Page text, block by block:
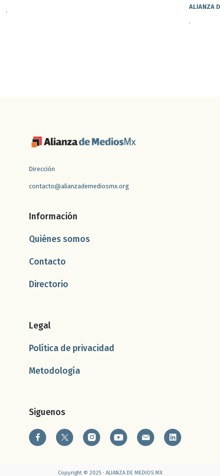
. ALIANZA
.
Dirección
contacto@alianzademediosmx.org
Información
Quiénes somos
Contacto
Directorio
Legal
Política de privacidad
Metodología
Siguenos
Copyright © 2025 · ALIANZA DE MEDIOS MX